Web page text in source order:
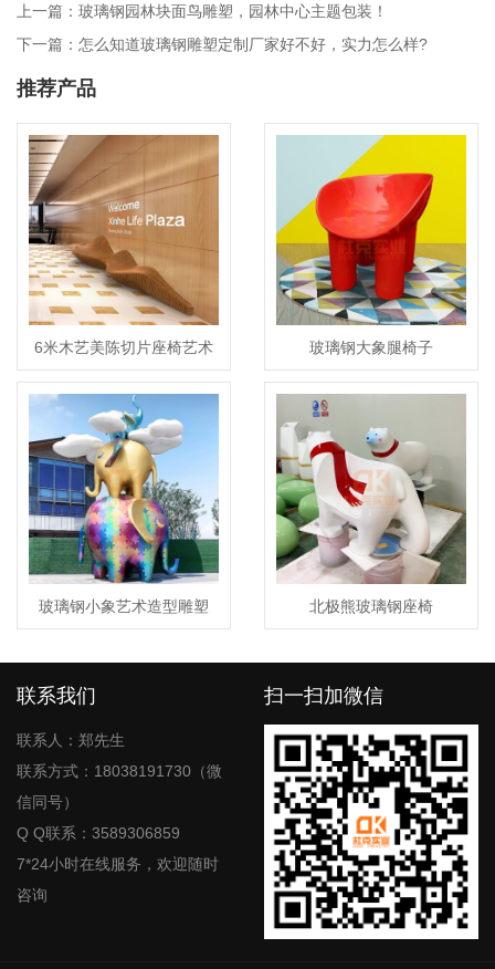
上一篇：玻璃钢园林块面鸟雕塑，园林中心主题包装！
下一篇：怎么知道玻璃钢雕塑定制厂家好不好，实力怎么样?
推荐产品
6米木艺美陈切片座椅艺术
防腐木坐凳
玻璃钢大象腿椅子
玻璃钢小象艺术造型雕塑 北极熊玻璃钢座椅
联系我们
联系人：郑先生
联系方式：18038191730（微
信同号）
Q Q联系：3589306859
7*24小时在线服务，欢迎随时
咨询
扫一扫加微信